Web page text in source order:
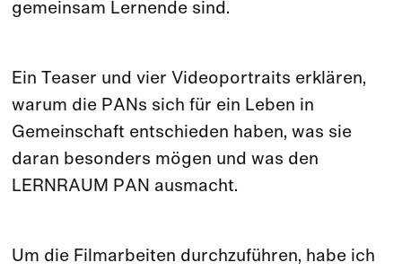
gemeinsam Lernende sind.
Ein Teaser und vier Videoportraits erklären,
warum die PANs sich für ein Leben in
Gemeinschaft entschieden haben, was sie
daran besonders mögen und was den
LERNRAUM PAN ausmacht.
Um die Filmarbeiten durchzuführen, habe ich